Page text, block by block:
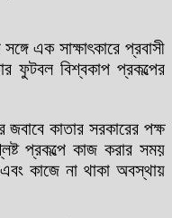
এক সাক্ষাৎকারে প্রবাসী
ফুটবল বিশ্বকাপ প্রকল্পের
কাতার সরকারের পক্ষ
প্রকল্পে কাজ করার সময়
কাজে না থাকা অবস্থায়